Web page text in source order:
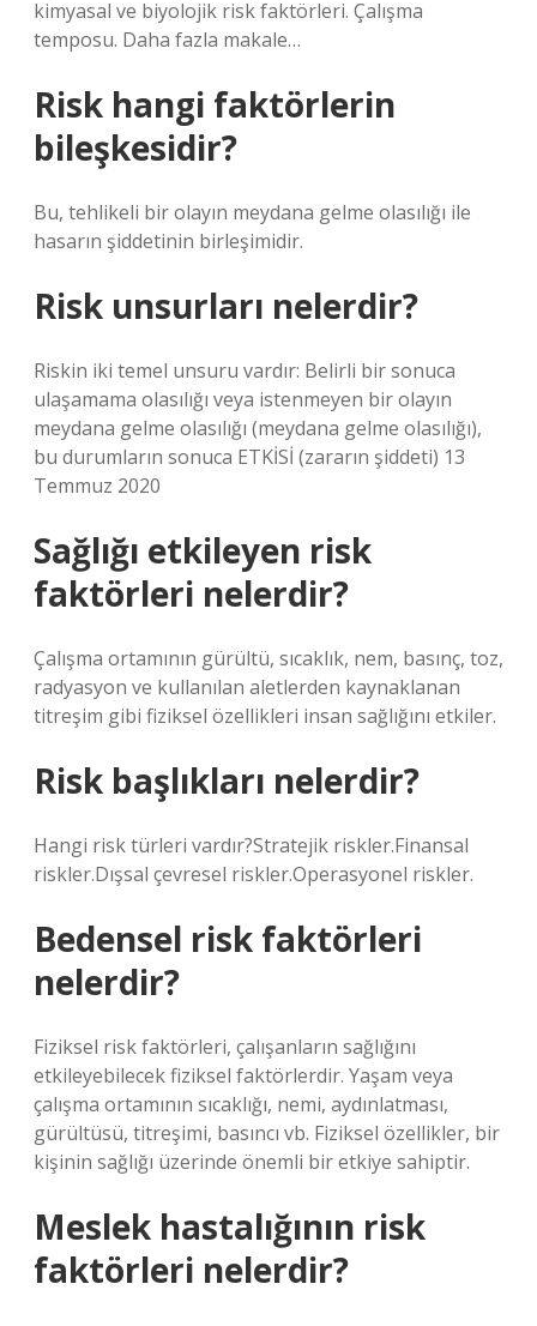
kimyasal ve biyolojik risk faktörleri. Çalışma
temposu. Daha fazla makale…
Risk hangi faktörlerin
bileşkesidir?
Bu, tehlikeli bir olayın meydana gelme olasılığı ile
hasarın şiddetinin birleşimidir.
Risk unsurları nelerdir?
Riskin iki temel unsuru vardır: Belirli bir sonuca
ulaşamama olasılığı veya istenmeyen bir olayın
meydana gelme olasılığı (meydana gelme olasılığı),
bu durumların sonuca ETKİSİ (zararın şiddeti) 13
Temmuz 2020
Sağlığı etkileyen risk
faktörleri nelerdir?
Çalışma ortamının gürültü, sıcaklık, nem, basınç, toz,
radyasyon ve kullanılan aletlerden kaynaklanan
titreşim gibi fiziksel özellikleri insan sağlığını etkiler.
Risk başlıkları nelerdir?
Hangi risk türleri vardır?Stratejik riskler.Finansal
riskler.Dışsal çevresel riskler.Operasyonel riskler.
Bedensel risk faktörleri
nelerdir?
Fiziksel risk faktörleri, çalışanların sağlığını
etkileyebilecek fiziksel faktörlerdir. Yaşam veya
çalışma ortamının sıcaklığı, nemi, aydınlatması,
gürültüsü, titreşimi, basıncı vb. Fiziksel özellikler, bir
kişinin sağlığı üzerinde önemli bir etkiye sahiptir.
Meslek hastalığının risk
faktörleri nelerdir?